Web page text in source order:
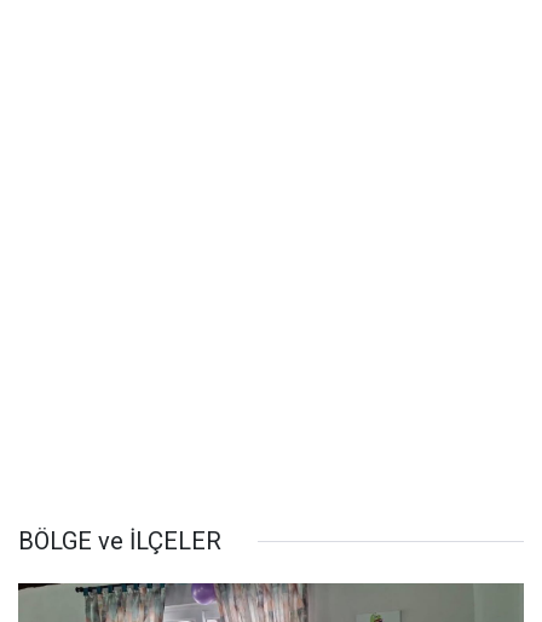
BÖLGE ve İLÇELER